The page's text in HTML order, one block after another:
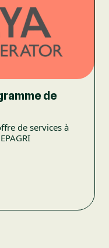
de
de services à